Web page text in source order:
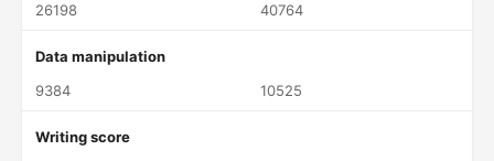
26198
40764
Data manipulation
9384
10525
Writing score